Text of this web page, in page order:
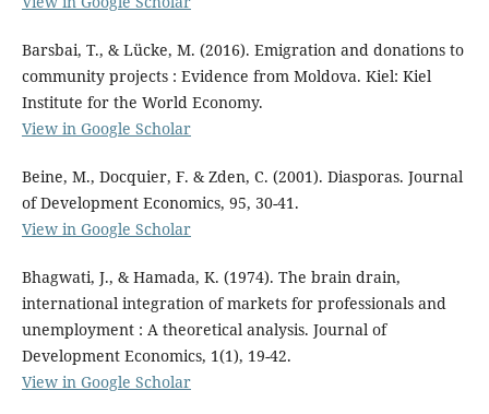
Barsbai, T., & Lücke, M. (2016). Emigration and donations to
community projects : Evidence from Moldova. Kiel: Kiel
Institute for the World Economy.
View in Google Scholar
Beine, M., Docquier, F. & Zden, C. (2001). Diasporas. Journal
of Development Economics, 95, 30-41.
View in Google Scholar
Bhagwati, J., & Hamada, K. (1974). The brain drain,
international integration of markets for professionals and
unemployment : A theoretical analysis. Journal of
Development Economics, 1(1), 19-42.
View in Google Scholar